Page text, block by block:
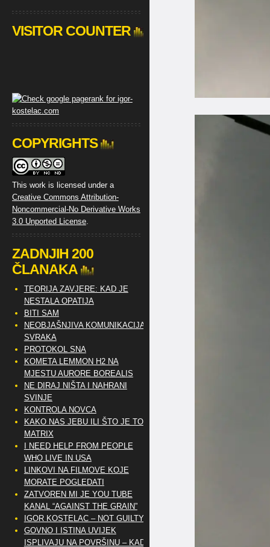
VISITOR COUNTER
COPYRIGHTS
This work is licensed under a
Creative Commons Attribution-
Noncommercial-No Derivative Works
3.0 Unported License.
ZADNJIH 200
ČLANAKA
TEORIJA ZAVJERE: KAD JE
NESTALA OPATIJA
BITI SAM
NEOBJAŠNJIVA KOMUNIKACIJA
SVRAKA
PROTOKOL SNA
KOMETA LEMMON H2 NA
MJESTU AURORE BOREALIS
NE DIRAJ NIŠTA I NAHRANI
SVINJE
KONTROLA NOVCA
KAKO NAS JEBU ILI ŠTO JE TO
MATRIX
I NEED HELP FROM PEOPLE
WHO LIVE IN USA
LINKOVI NA FILMOVE KOJE
MORATE POGLEDATI
ZATVOREN MI JE YOU TUBE
KANAL “AGAINST THE GRAIN”
IGOR KOSTELAC – NOT GUILTY
GOVNO I ISTINA UVIJEK
ISPLIVAJU NA POVRŠINU – KAD